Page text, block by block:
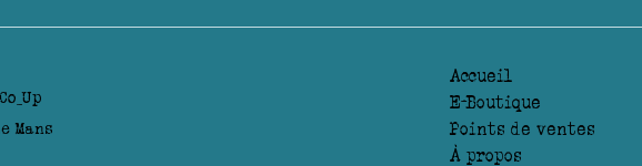
Mans
Accueil
E-Boutique
Points de ventes
À propos